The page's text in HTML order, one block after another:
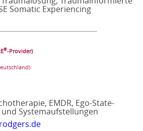
Somatic Experiencing
®‑Provider)
EMDR, Ego-State-
Systemaufstellungen